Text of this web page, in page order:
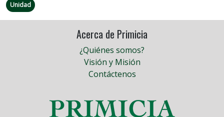
Unidad
Acerca de Primicia
¿Quiénes somos?
Visión y Misión
Contáctenos